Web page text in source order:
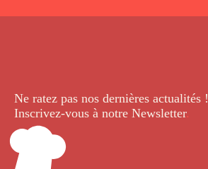
Ne ratez pas nos dernières actualités !
Inscrivez-vous à notre Newsletter.